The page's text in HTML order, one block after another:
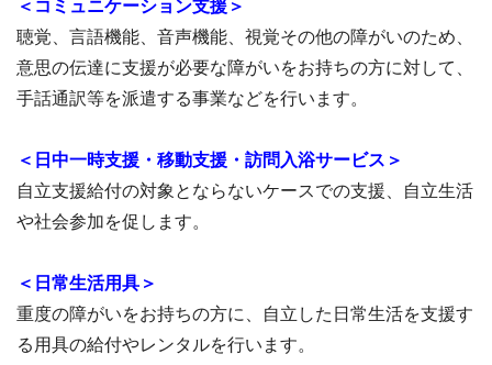
＜コミュニケーション支援＞
聴覚、言語機能、音声機能、視覚その他の障がいのため、
意思の伝達に支援が必要な障がいをお持ちの方に対して、
手話通訳等を派遣する事業などを行います。
＜日中一時支援・移動支援・訪問入浴サービス＞
自立支援給付の対象とならないケースでの支援、自立生活
や社会参加を促します。
＜日常生活用具＞
重度の障がいをお持ちの方に、自立した日常生活を支援す
る用具の給付やレンタルを行います。